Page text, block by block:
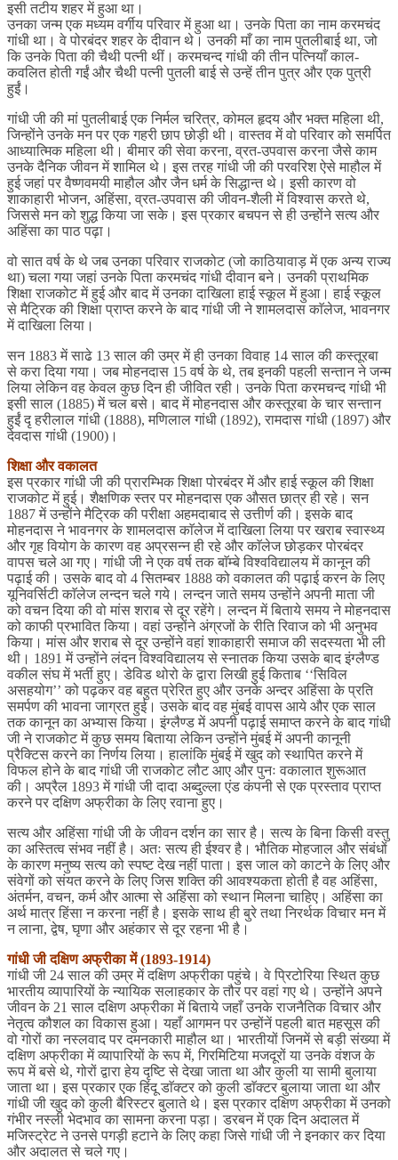
इसी तटीय शहर में हुआ था।
उनका जन्म एक मध्यम वर्गीय परिवार में हुआ था। उनके पिता का नाम करमचंद
गांधी था। वे पोरबंदर शहर के दीवान थे। उनकी माँ का नाम पुतलीबाई था, जो
कि उनके पिता की चैथी पत्नी थीं। करमचन्द गांधी की तीन पत्नियाँ काल-
कवलित होती गईं और चैथी पत्नी पुतली बाई से उन्हें तीन पुत्र और एक पुत्री
हुईं।
गांधी जी की मां पुतलीबाई एक निर्मल चरित्र, कोमल हृदय और भक्त महिला थी,
जिन्होंने उनके मन पर एक गहरी छाप छोड़ी थी। वास्तव में वो परिवार को समर्पित
आध्यात्मिक महिला थी। बीमार की सेवा करना, व्रत-उपवास करना जैसे काम
उनके दैनिक जीवन में शामिल थे। इस तरह गांधी जी की परवरिश ऐसे माहौल में
हुई जहां पर वैष्णवमयी माहौल और जैन धर्म के सिद्धान्त थे। इसी कारण वो
शाकाहारी भोजन, अहिंसा, व्रत-उपवास की जीवन-शैली में विश्वास करते थे,
जिससे मन को शुद्ध किया जा सके। इस प्रकार बचपन से ही उन्होंने सत्य और
अहिंसा का पाठ पढ़ा।
वो सात वर्ष के थे जब उनका परिवार राजकोट (जो काठियावाड़ में एक अन्य राज्य
था) चला गया जहां उनके पिता करमचंद गांधी दीवान बने। उनकी प्राथमिक
शिक्षा राजकोट में हुई और बाद में उनका दाखिला हाई स्कूल में हुआ। हाई स्कूल
से मैट्रिक की शिक्षा प्राप्त करने के बाद गांधी जी ने शामलदास काॅलेज, भावनगर
में दाखिला लिया।
सन 1883 में साढे 13 साल की उम्र में ही उनका विवाह 14 साल की कस्तूरबा
से करा दिया गया। जब मोहनदास 15 वर्ष के थे, तब इनकी पहली सन्तान ने जन्म
लिया लेकिन वह केवल कुछ दिन ही जीवित रही। उनके पिता करमचन्द गांधी भी
इसी साल (1885) में चल बसे। बाद में मोहनदास और कस्तूरबा के चार सन्तान
हुईं दृ हरीलाल गांधी (1888), मणिलाल गांधी (1892), रामदास गांधी (1897) और
देवदास गांधी (1900)।
शिक्षा और वकालत
इस प्रकार गांधी जी की प्रारम्भिक शिक्षा पोरबंदर में और हाई स्कूल की शिक्षा
राजकोट में हुई। शैक्षणिक स्तर पर मोहनदास एक औसत छात्र ही रहे। सन
1887 में उन्होंने मैट्रिक की परीक्षा अहमदाबाद से उत्तीर्ण की। इसके बाद
मोहनदास ने भावनगर के शामलदास काॅलेज में दाखिला लिया पर खराब स्वास्थ्य
और गृह वियोग के कारण वह अप्रसन्न ही रहे और काॅलेज छोड़कर पोरबंदर
वापस चले आ गए। गांधी जी ने एक वर्ष तक बाॅम्बे विश्वविद्यालय में कानून की
पढ़ाई की। उसके बाद वो 4 सितम्बर 1888 को वकालत की पढ़ाई करन के लिए
यूनिवर्सिटी काॅलेज लन्दन चले गये। लन्दन जाते समय उन्होंने अपनी माता जी
को वचन दिया की वो मांस शराब से दूर रहेंगे। लन्दन में बिताये समय ने मोहनदास
को काफी प्रभावित किया। वहां उन्होंने अंग्रजों के रीति रिवाज को भी अनुभव
किया। मांस और शराब से दूर उन्होंने वहां शाकाहारी समाज की सदस्यता भी ली
थी। 1891 में उन्होंने लंदन विश्वविद्यालय से स्नातक किया उसके बाद इंग्लैण्ड
वकील संघ में भर्ती हुए। डेविड थोरो के द्वारा लिखी हुई किताब ‘‘सिविल
असहयोग’’ को पढ़कर वह बहुत प्रेरित हुए और उनके अन्दर अहिंसा के प्रति
समर्पण की भावना जाग्रत हुई। उसके बाद वह मुंबई वापस आये और एक साल
तक कानून का अभ्यास किया। इंग्लैण्ड में अपनी पढ़ाई समाप्त करने के बाद गांधी
जी ने राजकोट में कुछ समय बिताया लेकिन उन्होंने मुंबई में अपनी कानूनी
प्रैक्टिस करने का निर्णय लिया। हालांकि मुंबई में खुद को स्थापित करने में
विफल होने के बाद गांधी जी राजकोट लौट आए और पुनः वकालात शुरूआत
की। अप्रैल 1893 में गांधी जी दादा अब्दुल्ला एंड कंपनी से एक प्रस्ताव प्राप्त
करने पर दक्षिण अफ्रीका के लिए रवाना हुए।
सत्य और अहिंसा गांधी जी के जीवन दर्शन का सार है। सत्य के बिना किसी वस्तु
का अस्तित्व संभव नहीं है। अतः सत्य ही ईश्वर है। भौतिक मोहजाल और संबंधों
के कारण मनुष्य सत्य को स्पष्ट देख नहीं पाता। इस जाल को काटने के लिए और
संवेगों को संयत करने के लिए जिस शक्ति की आवश्यकता होती है वह अहिंसा,
अंतर्मन, वचन, कर्म और आत्मा से अहिंसा को स्थान मिलना चाहिए। अहिंसा का
अर्थ मात्र हिंसा न करना नहीं है। इसके साथ ही बुरे तथा निरर्थक विचार मन में
न लाना, द्वेष, घृणा और अहंकार से दूर रहना भी है।
गांधी जी दक्षिण अफ्रीका में (1893-1914)
गांधी जी 24 साल की उम्र में दक्षिण अफ्रीका पहुंचे। वे प्रिटोरिया स्थित कुछ
भारतीय व्यापारियों के न्यायिक सलाहकार के तौर पर वहां गए थे। उन्होंने अपने
जीवन के 21 साल दक्षिण अफ्रीका में बिताये जहाँ उनके राजनैतिक विचार और
नेतृत्व कौशल का विकास हुआ। यहाँ आगमन पर उन्होंनें पहली बात महसूस की
वो गोरों का नस्लवाद पर दमनकारी माहौल था। भारतीयों जिनमें से बड़ी संख्या में
दक्षिण अफ्रीका में व्यापारियों के रूप में, गिरमिटिया मजदूरों या उनके वंशज के
रूप में बसे थे, गोरों द्वारा हेय दृष्टि से देखा जाता था और कुली या सामी बुलाया
जाता था। इस प्रकार एक हिंदू डाॅक्टर को कुली डाॅक्टर बुलाया जाता था और
गांधी जी खुद को कुली बैरिस्टर बुलाते थे। इस प्रकार दक्षिण अफ्रीका में उनको
गंभीर नस्ली भेदभाव का सामना करना पड़ा। डरबन में एक दिन अदालत में
मजिस्ट्रेट ने उनसे पगड़ी हटाने के लिए कहा जिसे गांधी जी ने इनकार कर दिया
और अदालत से चले गए।